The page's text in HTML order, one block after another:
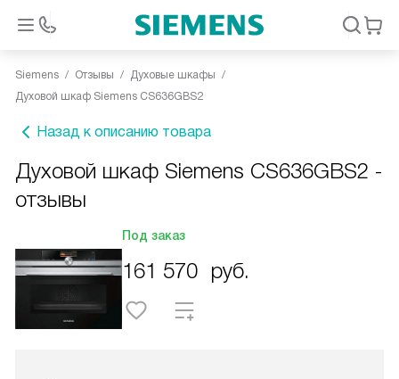
Siemens Отзывы
Духовые шкафы
Духовой шкаф Siemens CS636GBS2
Назад к описанию товара
Духовой шкаф Siemens CS636GBS2 -
отзывы
Под заказ
161 570 руб.